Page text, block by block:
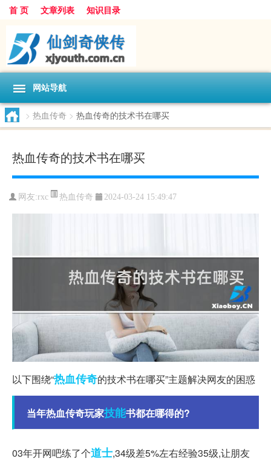
首 页 文章列表 知识目录
网站导航
> 热血传奇 > 热血传奇的技术书在哪买
热血传奇的技术书在哪买
网友:rxc 热血传奇 2024-03-24 15:49:47
以下围绕“热血传奇的技术书在哪买”主题解决网友的困惑
当年热血传奇玩家技能书都在哪得的?
03年开网吧练了个道士,34级差5%左右经验35级,让朋友